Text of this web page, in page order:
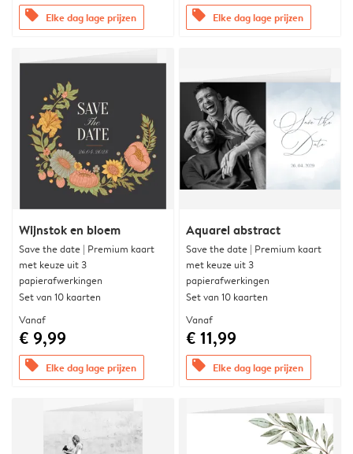
offers Elke dag lage prijzen offers Elke dag lage prijzen
Wijnstok en bloem
Save the date | Premium kaart
met keuze uit 3
papierafwerkingen
Set van 10 kaarten
Vanaf
€ 9,99
offers Elke dag lage prijzen
Aquarel abstract
Save the date | Premium kaart
met keuze uit 3
papierafwerkingen
Set van 10 kaarten
Vanaf
€ 11,99
offers Elke dag lage prijzen